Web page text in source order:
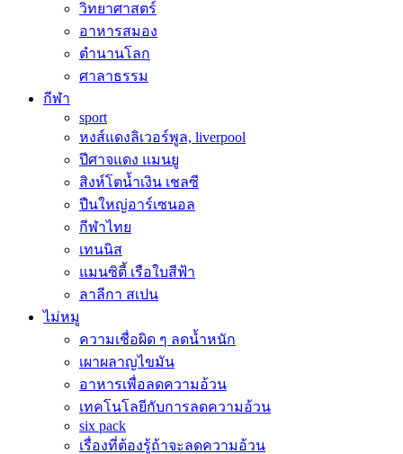
วิทยาศาสตร์
อาหารสมอง
ตำนานโลก
ศาลาธรรม
กีฬา
sport
หงส์แดงลิเวอร์พูล, liverpool
ปีศาจแดง แมนยู
สิงห์โตน้ำเงิน เชลซี
ปืนใหญ่อาร์เซนอล
กีฬาไทย
เทนนิส
แมนซิตี้ เรือใบสีฟ้า
ลาลีกา สเปน
ไม่หมู
ความเชื่อผิด ๆ ลดน้ำหนัก
เผาผลาญไขมัน
อาหารเพื่อลดความอ้วน
เทคโนโลยีกับการลดความอ้วน
six pack
เรื่องที่ต้องรู้ถ้าจะลดความอ้วน